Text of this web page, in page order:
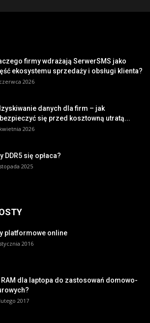
firmy wdrażają SerwerSMS jako
ekosystemu sprzedaży i obsługi klienta?
2026
danych dla firm – jak
się przed kosztowną utratą...
2026
DDR5 się opłaca?
2025
platformowe online
2016
RAM dla laptopa do zastosowań domowo-
2017